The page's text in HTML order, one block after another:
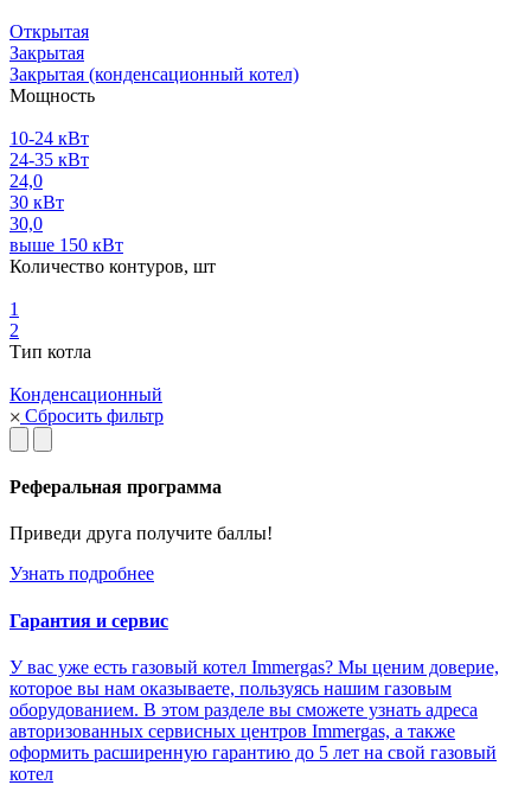
Открытая
Закрытая
Закрытая (конденсационный котел)
Мощность
10-24 кВт
24-35 кВт
24,0
30 кВт
30,0
выше 150 кВт
Количество контуров, шт
1
2
Тип котла
Конденсационный
Сбросить фильтр
Реферальная программа
Приведи друга получите баллы!
Узнать подробнее
Гарантия и сервис
У вас уже есть газовый котел Immergas? Мы ценим доверие,
которое вы нам оказываете, пользуясь нашим газовым
оборудованием. В этом разделе вы сможете узнать адреса
авторизованных сервисных центров Immergas, а также
оформить расширенную гарантию до 5 лет на свой газовый
котел